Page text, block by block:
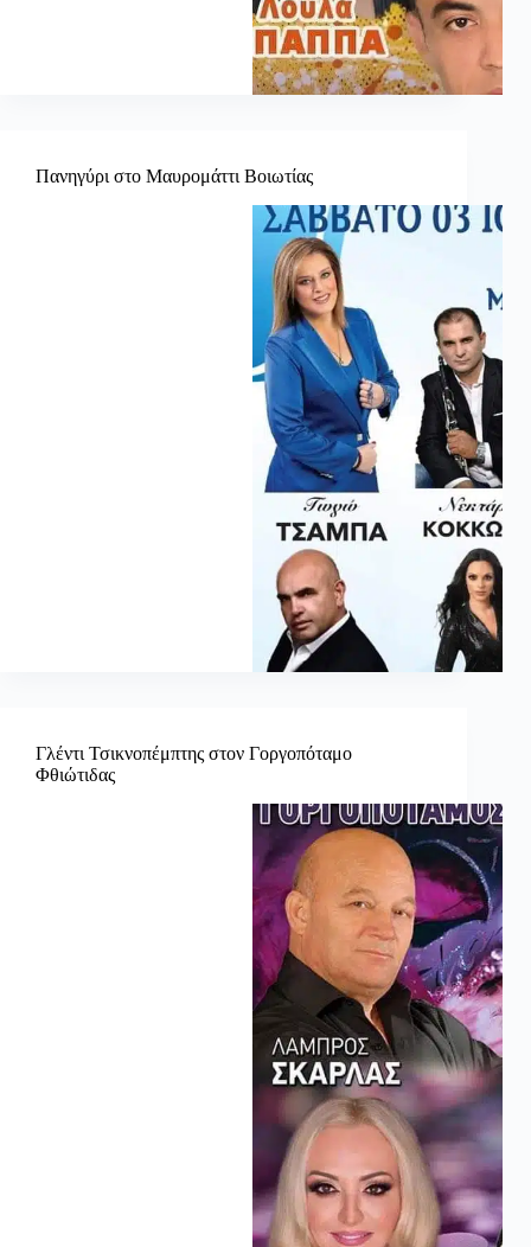
Πανηγύρι στο Μαυρομάττι Βοιωτίας
Γλέντι Τσικνοπέμπτης στον Γοργοπόταμο
Φθιώτιδας